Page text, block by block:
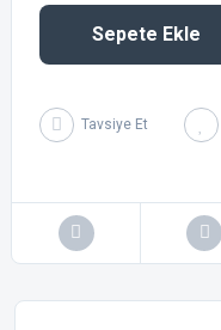
Sepete Ekle
Tavsiye Et